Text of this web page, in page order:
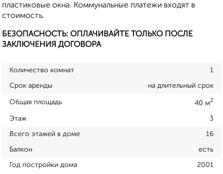
пластиковые окна. Коммунальные платежи входят в
стоимость.
БЕЗОПАСНОСТЬ: ОПЛАЧИВАЙТЕ ТОЛЬКО ПОСЛЕ
ЗАКЛЮЧЕНИЯ ДОГОВОРА
Количество комнат 1
Срок аренды на длительный срок
Общая площадь 40 м2
Этаж 3
Всего этажей в доме 16
Балкон есть
Год постройки дома 2001